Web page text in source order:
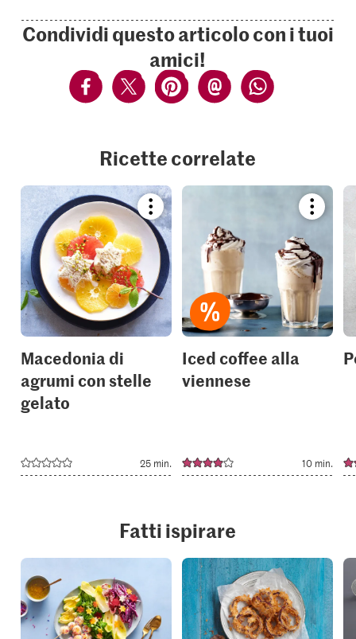
Condividi questo articolo con i tuoi
amici!
Ricette correlate
Bookmark
recipe
or
add
to
your
collections.
Macedonia di
agrumi con stelle
gelato
25 min.
recipe
add
it
to
your
Iced coffee alla
viennese
10 min.
Fatti ispirare